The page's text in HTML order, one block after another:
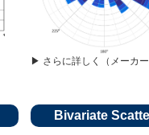
▶︎ さらに詳しく（メーカー
Bivariate